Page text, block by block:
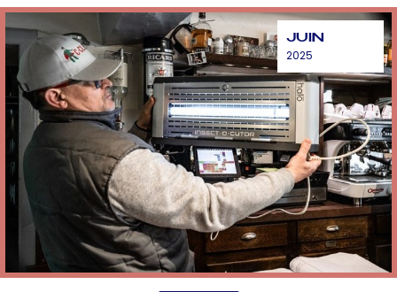
JUIN
2025